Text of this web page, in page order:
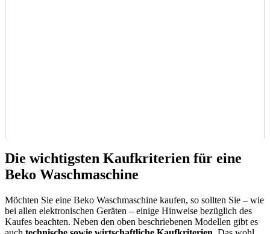
Die wichtigsten Kaufkriterien für eine
Beko Waschmaschine
Möchten Sie eine Beko Waschmaschine kaufen, so sollten Sie – wie
bei allen elektronischen Geräten – einige Hinweise bezüglich des
Kaufes beachten. Neben den oben beschriebenen Modellen gibt es